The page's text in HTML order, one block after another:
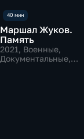
Маршал Жуков.
Память
2021, Военные,
Документальные,